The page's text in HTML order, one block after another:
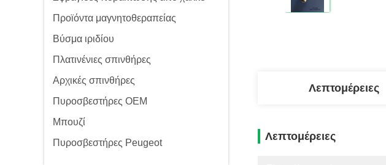
Προϊόντα μαγνητοθεραπείας
Βύσμα ιριδίου
Πλατινένιες σπινθήρες
Αρχικές σπινθήρες
Πυροσβεστήρες OEM
Μπουζί
Πυροσβεστήρες Peugeot
Λεπτομέρειες
Λεπτομέρειες